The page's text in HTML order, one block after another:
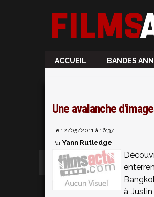
ACCUEIL BANDES
Une avalanche
Le 12/05/2011 à 16:37
ParYann Rutledge
à